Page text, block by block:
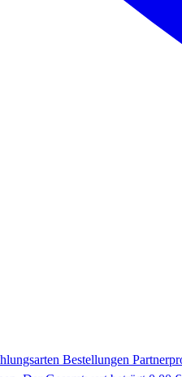
Bestellungen